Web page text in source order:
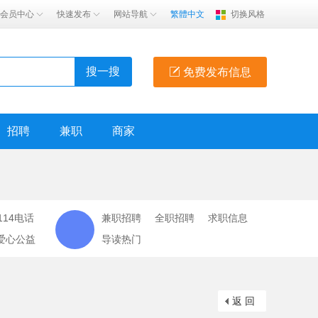
会员中心 快速发布 网站导航 繁體中文 切换风格
免费发布信息
搜一搜
招聘 兼职 商家
电话
心公益
兼职招聘 全职招聘
求职信息
导读热门
返 回